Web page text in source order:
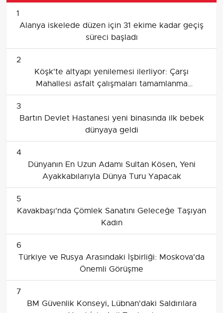
1
Alanya iskelede düzen için 31 ekime kadar geçiş
süreci başladı
2
Köşk'te altyapı yenilemesi ilerliyor: Çarşı
Mahallesi asfalt çalışmaları tamamlanma
aşamasında
3
Bartın Devlet Hastanesi yeni binasında ilk bebek
dünyaya geldi
4
Dünyanın En Uzun Adamı Sultan Kösen, Yeni
Ayakkabılarıyla Dünya Turu Yapacak
5
Kavakbaşı'nda Çömlek Sanatını Geleceğe Taşıyan
Kadın
6
Türkiye ve Rusya Arasındaki İşbirliği: Moskova'da
Önemli Görüşme
7
BM Güvenlik Konseyi, Lübnan'daki Saldırılara